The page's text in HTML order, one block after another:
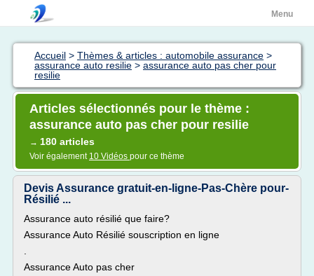
Menu
Accueil > Thèmes & articles : automobile assurance >
assurance auto resilie > assurance auto pas cher pour
resilie
Articles sélectionnés pour le thème :
assurance auto pas cher pour resilie
→ 180 articles
Voir également 10 Vidéos pour ce thème
Devis Assurance gratuit-en-ligne-Pas-Chère pour-
Résilié ...
Assurance auto résilié que faire?
Assurance Auto Résilié souscription en ligne
Assurance Auto pas cher